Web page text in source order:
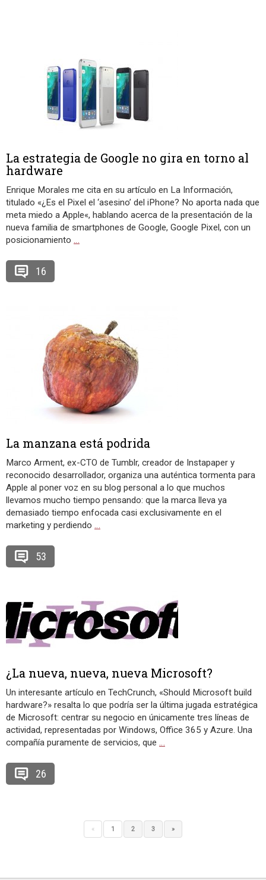
La estrategia de Google no gira en torno al
hardware
Enrique Morales me cita en su artículo en La Información,
titulado «¿Es el Pixel el ‘asesino’ del iPhone? No aporta nada que
meta miedo a Apple«, hablando acerca de la presentación de la
nueva familia de smartphones de Google, Google Pixel, con un
posicionamiento …
16
La manzana está podrida
Marco Arment, ex-CTO de Tumblr, creador de Instapaper y
reconocido desarrollador, organiza una auténtica tormenta para
Apple al poner voz en su blog personal a lo que muchos
llevamos mucho tiempo pensando: que la marca lleva ya
demasiado tiempo enfocada casi exclusivamente en el
marketing y perdiendo …
53
¿La nueva, nueva, nueva Microsoft?
Un interesante artículo en TechCrunch, «Should Microsoft build
hardware?» resalta lo que podría ser la última jugada estratégica
de Microsoft: centrar su negocio en únicamente tres líneas de
actividad, representadas por Windows, Office 365 y Azure. Una
compañía puramente de servicios, que …
26
« 1 2 3 »